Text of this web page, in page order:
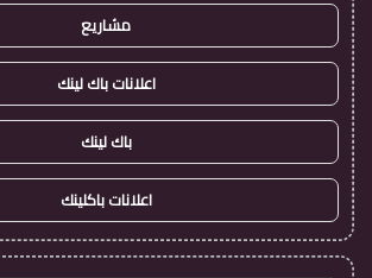
مشاريع
اعلانات باك لينك
باك لينك
اعلانات باكلينك